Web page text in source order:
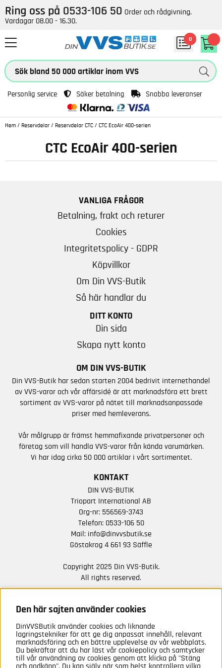
Ring oss på 0533-106 50 Order och rådgivning.
Vardagar 08.00 - 16.30.
0
Personlig service Säker betalning Snabba leveranser
Hem / Reservdelar / Reservdelar CTC / CTC EcoAir 400-serien
CTC EcoAir 400-serien
VANLIGA FRÅGOR
Betalning, frakt och returer
Cookies
Integritetspolicy - GDPR
Köpvillkor
Om Din VVS-Butik
Så här handlar du
DITT KONTO
Din sida
Skapa nytt konto
OM DIN VVS-BUTIK
Din VVS-Butik har sedan starten 2004 bedrivit internethandel
av VVS-varor och vår affärsidé är att marknadsföra ett brett
sortiment av VVS-varor på nätet till marknadsanpassade
priser med hemleverans.
Vår målgrupp är främst hemmafixande privatpersoner och
företag som vill handla VVS-varor från kända varumärken.
Vi har idag cirka 50 000 artiklar i vårt sortimentet.
KONTAKT
DIN VVS-BUTIK
Triopart International AB
Org-nr: 556569-3743
Telefon: 0533-106 50
Mail: info@dinvvsbutik.se
Göstakrog 4 661 93 Säffle
Copyright 2025 Din VVS-Butik.
All rights reserved.
NYHETER FRÅN OSS
Anmäl mig
Den här sajten använder cookies
DinVVSButik använder cookies och liknande
lagringstekniker för att ge dig anpassat innehåll, relevant
marknadsföring och en bättre upplevelse av vår webbplats.
Du bekräftar att du har läst vår cookiepolicy och samtycker
till vår användning av cookies genom att klicka på "Stäng
och godkänn". Du kan själv när som helst kontrollera vilka